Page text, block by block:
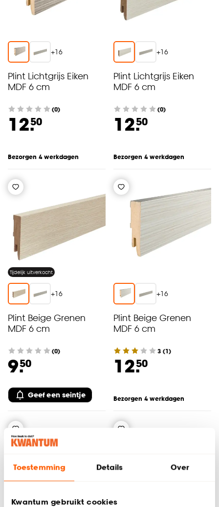
Toestemming Details Over
Kwantum gebruikt cookies
+16
Plint Lichtgrijs Eiken
MDF 6 cm
(0)
12.50
Bezorgen 4 werkdagen
+16
Plint Lichtgrijs Eiken
MDF 6 cm
(0)
12.50
Bezorgen 4 werkdagen
Tijdelijk uitverkocht
+16
Plint Beige Grenen
MDF 6 cm
(0)
9.50
Geef een seintje
+16
Plint Beige Grenen
MDF 6 cm
3 (1)
12.50
Bezorgen 4 werkdagen